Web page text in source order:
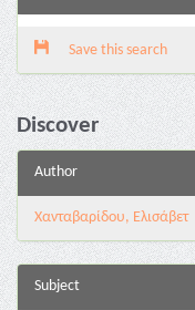
Save this search
Discover
Author
Χανταβαρίδου, Ελισάβετ
Subject